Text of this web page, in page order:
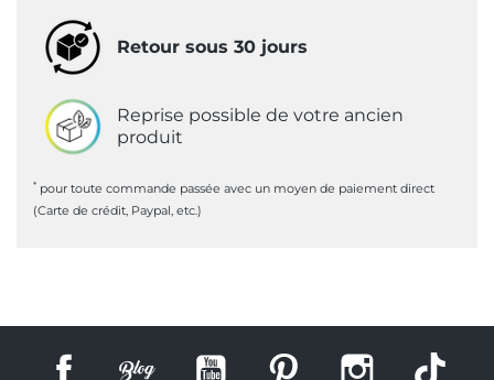
Retour sous 30 jours
Reprise possible de votre ancien
produit
* pour toute commande passée avec un moyen de paiement direct
(Carte de crédit, Paypal, etc.)
Facebook YouTube Pinterest Instagram